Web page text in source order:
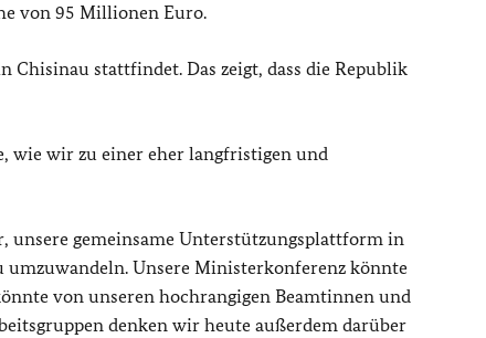
von 95 Millionen Euro.
stattfindet. Das zeigt, dass die Republik
wie wir zu einer eher langfristigen und
unsere gemeinsame Unterstützungsplattform in
Unsere Ministerkonferenz könnte
von unseren hochrangigen Beamtinnen und
denken wir heute außerdem darüber